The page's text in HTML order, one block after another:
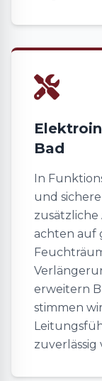
Bad
In
und
zusätzliche
achten auf
erweitern
stimmen